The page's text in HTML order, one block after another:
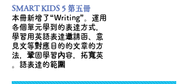
SMART KIDS 5 第五冊
本冊新增了“Writing”。運用
各個單元學到的表達方式，
學習用英語表達邀請函、意
見文等對應目的的文章的方
法，鞏固學習內容，拓寬英
語表達的範圍。